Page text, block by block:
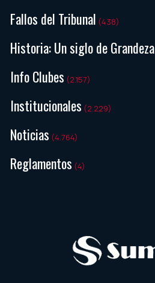
Fallos del Tribunal (438)
Historia: Un siglo de Grandeza
Info Clubes (2.157)
Institucionales (2.229)
Noticias (4.764)
Reglamentos (4)